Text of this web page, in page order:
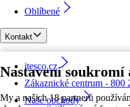
Nastavení soukromí
My a našich 18 partnerů
Oblíbené
Kontakt
itesco.cz
Zákaznické centrum - 800
Naše obchody